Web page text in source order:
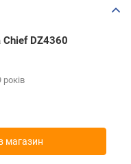
Chief DZ4360
магазин